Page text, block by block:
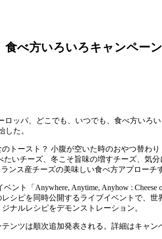
べ方いろいろキャンペー
ッパ、どこでも、いつでも、食べ方いろ
た。
ースト？ 小腹が空いた時のおやつ替わ
いチーズ、冬こそ旨味の増すチーズ、気
ス産チーズの美味しい食べ方アプローチ
ト「Anywhere, Anytime, Anyhow :
シピを同時公開するライブイベントで、
ナルレシピをデモンストレーション。
ンツは順次追加発表される。詳細はキャン